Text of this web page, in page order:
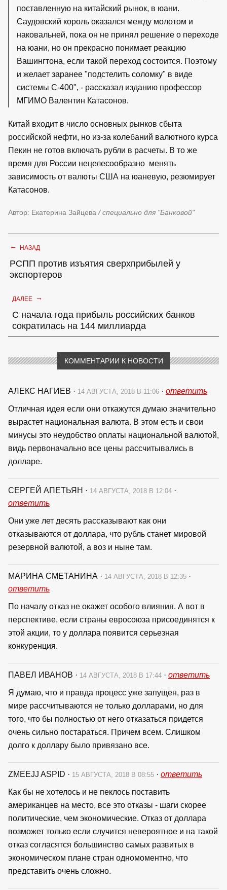
поставленную на китайский рынок, в юани.
Саудовский король оказался между молотом и
наковальней, пока он не принял решение о переходе
на юани, но он прекрасно понимает реакцию
Вашингтона, если такой переход состоится. Поэтому
и желает заранее "подстелить соломку" в виде
системы С-400", - рассказал изданию профессор
МГИМО Валентин Катасонов.
Китай входит в число основных рынков сбыта
российской нефти, но из-за колебаний валютного курса
Пекин не готов включать рубли в расчеты. В то же
время для России нецелесообразно менять
зависимость от валюты США на юаневую, резюмирует
Катасонов.
Автор: Екатерина Зайцева / специально для "Банковой"
← НАЗАД
РСПП против изъятия сверхприбылей у
экспортеров
ДАЛЕЕ →
С начала года прибыль российских банков
сократилась на 144 миллиарда
КОММЕНТАРИИ К НОВОСТИ
АЛЕКС НАГИЕВ · 14 АВГУСТА, 2018 В 11:06 · ответить
Отличная идея если они откажутся думаю значительно
вырастет национальная валюта. В этом есть и свои
минусы это неудобство оплаты национальной валютой,
видь первоначально все цены рассчитывались в
долларе.
СЕРГЕЙ АПЕТЬЯН · 14 АВГУСТА, 2018 В 12:04 ·
ответить
Они уже лет десять рассказывают как они
отказываются от доллара, что рубль станет мировой
резервной валютой, а воз и ныне там.
МАРИНА СМЕТАНИНА · 14 АВГУСТА, 2018 В 12:35 ·
ответить
По началу отказ не окажет особого влияния. А вот в
перспективе, если страны евросоюза присоединятся к
этой акции, то у доллара появится серьезная
конкуренция.
ПАВЕЛ ИВАНОВ · 14 АВГУСТА, 2018 В 17:44 · ответить
Я думаю, что и правда процесс уже запущен, раз в
мире рассчитываются не только долларами, но для
того, что бы полностью от него отказаться придется
очень сильно постараться. Причем всем. Слишком
долго к доллару было привязано все.
ZMEEJJ ASPID · 15 АВГУСТА, 2018 В 08:55 · ответить
Как бы не хотелось и не пеклось поставить
американцев на место, все это отказы - шаги скорее
политические, чем экономические. Отказ от доллара
возможет только если случится невероятное и на такой
отказ согласятся большинство самых развитых в
экономическом плане стран одномоментно, что
представить очень сложно.